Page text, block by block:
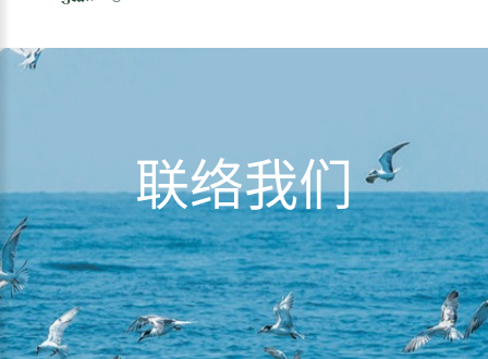
联络我们